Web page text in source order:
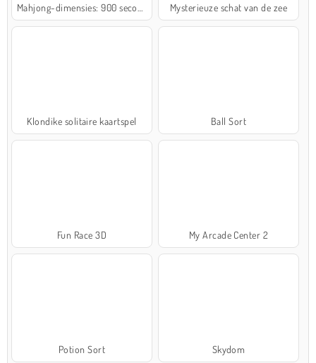
Mysterieuze schat van de zee
Klondike solitaire kaartspel Ball Sort
Fun Race 3D My Arcade Center 2
Potion Sort Skydom